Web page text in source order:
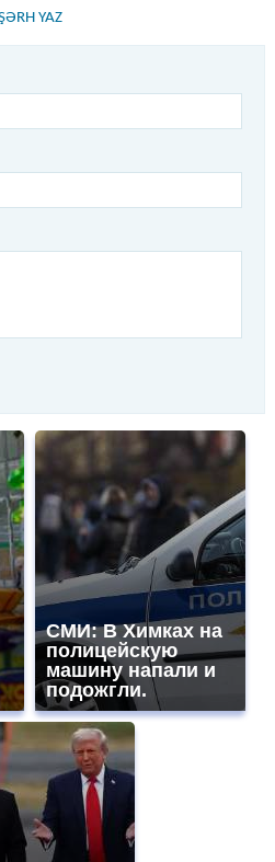
YAZ
СМИ: В Химках на
полицейскую
машину напали и
подожгли.